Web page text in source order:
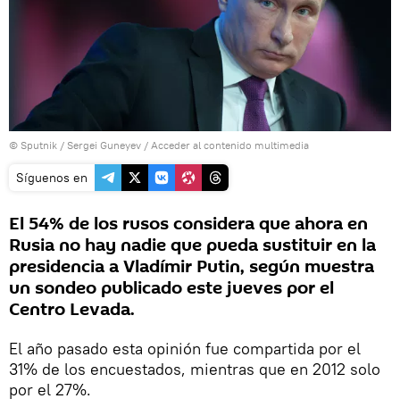
© Sputnik / Sergei Guneyev / Acceder al contenido multimedia
Síguenos en
El 54% de los rusos considera que ahora en
Rusia no hay nadie que pueda sustituir en la
presidencia a Vladímir Putin, según muestra
un sondeo publicado este jueves por el
Centro Levada.
El año pasado esta opinión fue compartida por el
31% de los encuestados, mientras que en 2012 solo
por el 27%.